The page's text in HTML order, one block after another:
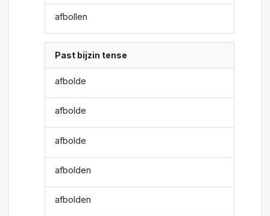
afbollen
Past bijzin tense
afbolde
afbolde
afbolde
afbolden
afbolden